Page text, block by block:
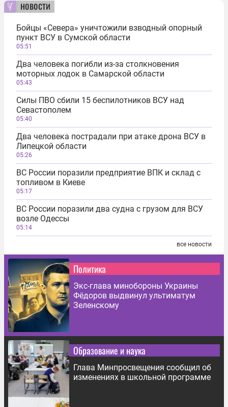
новости
Бойцы «Севера» уничтожили взводный опорный
пункт ВСУ в Сумской области
05:51
Два человека погибли из-за столкновения
моторных лодок в Самарской области
05:43
Силы ПВО сбили 15 беспилотников ВСУ над
Севастополем
05:40
Два человека пострадали при атаке дрона ВСУ в
Липецкой области
05:26
ВС России поразили предприятие ВПК и склад с
топливом в Киеве
05:17
ВС России поразили два судна с грузом для ВСУ
возле Одессы
05:14
все новости
Политика
Экс-глава минобороны Украины
Фёдоров выдвинул ультиматум
Зеленскому
Образование и наука
Глава Минпросвещения сообщил об
изменениях в школьной программе